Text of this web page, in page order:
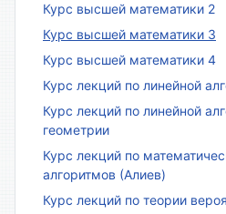
Курс высшей математики 2
Курс высшей математики 3
Курс высшей математики 4
Курс лекций по линейной
Курс лекций по линейной
геометрии
Курс лекций по
алгоритмов (Алиев)
Курс лекций по теории